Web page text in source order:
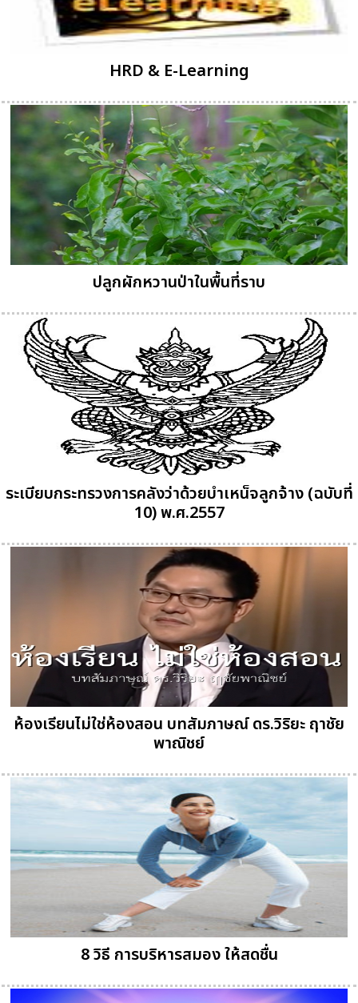
HRD & E-Learning
ปลูกผักหวานป่าในพื้นที่ราบ
ระเบียบกระทรวงการคลังว่าด้วยบำเหน็จลูกจ้าง (ฉบับที่
10) พ.ศ.2557
ห้องเรียนไม่ใช่ห้องสอน บทสัมภาษณ์ ดร.วิริยะ ฤาชัย
พาณิชย์
8 วิธี การบริหารสมอง ให้สดชื่น